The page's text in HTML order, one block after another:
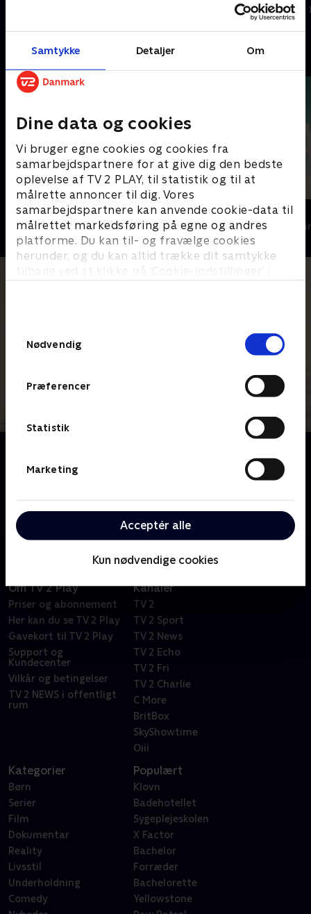
Samtykke Detaljer Om
Dine data og cookies
Vi bruger egne cookies og cookies fra
samarbejdspartnere for at give dig den bedste
oplevelse af TV 2 PLAY, til statistik og til at
målrette annoncer til dig. Vores
samarbejdspartnere kan anvende cookie-data til
målrettet markedsføring på egne og andres
platforme. Du kan til- og fravælge cookies
herunder, og du kan altid trække dit samtykke
tilbage ved at klikke på ’Cookie-indstillinger’ i
Nødvendig
Præferencer
Statistik
Marketing
Acceptér alle
Kun nødvendige cookies
Andre så også
Top Dog
Krimi & Spænding • 1 sæsoner
The Au Pair
Krimi &
Denne miniserie i 18 dele, udelukkende instrueret af
David Lynch, foregår 25 år efter at indbyggerene i en
homecoming-dronning, Laura Palmer blev myrdet.
Om TV 2 Play
Priser og abonnement
Her kan du se TV 2 Play
Gavekort til TV 2 Play
Support og
Kundecenter
Vilkår og betingelser
TV 2 NEWS i offentligt
rum
Kanaler
TV 2
TV 2 Sport
TV 2 News
TV 2 Echo
TV 2 Fri
TV 2 Charlie
C More
BritBox
SkyShowtime
Oiii
Kategorier
Børn
Serier
Film
Dokumentar
Reality
Livsstil
Underholdning
Comedy
Populært
Klovn
Badehotellet
Sygeplejeskolen
X Factor
Bachelor
Forræder
Bachelorette
Yellowstone